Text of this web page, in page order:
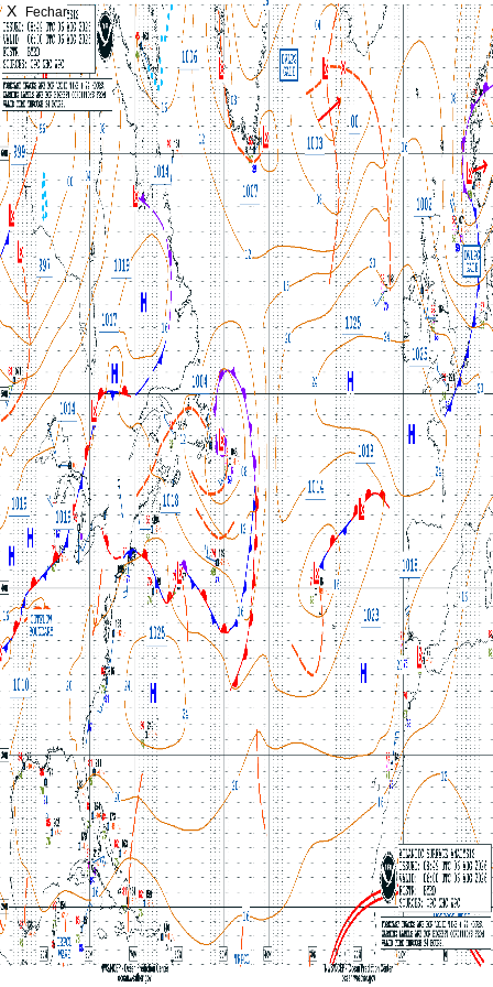
X Fechar